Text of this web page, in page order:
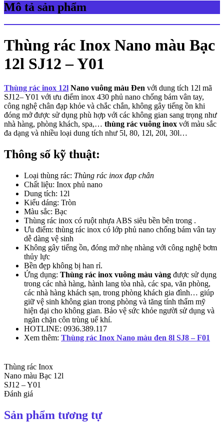
Mô tả sản phẩm
Thùng rác Inox Nano màu Bạc
12l SJ12 – Y01
Thùng rác inox 12l Nano vuông màu Đen với dung tích 12l mã
SJ12– Y01 với ưu điểm inox 430 phủ nano chống bám vân tay,
công nghệ chân đạp khỏe và chắc chắn, không gây tiếng ồn khi
đóng mở được sử dụng phù hợp với các không gian sang trọng như
nhà hàng, phòng khách, spa,… thùng rác vuông inox với màu sắc
đa dạng và nhiều loại dung tích như 5l, 80, 12l, 20l, 30l…
Thông số kỹ thuật:
Loại thùng rác: Thùng rác inox đạp chân
Chất liệu: Inox phủ nano
Dung tích: 12l
Kiểu dáng: Tròn
Màu sắc: Bạc
Thùng rác inox có ruột nhựa ABS siêu bền bên trong .
Ưu điểm: thùng rác inox có lớp phủ nano chống bám vân tay
dễ dàng vệ sinh
Không gây tiếng ồn, đóng mở nhẹ nhàng với công nghệ bơm
thủy lực
Bền đẹp không bị han rỉ.
Ứng dụng: Thùng rác inox vuông màu vàng được sử dụng
trong các nhà hàng, hành lang tòa nhà, các spa, văn phòng,
các nhà hàng khách sạn, trong phòng khách gia đình… giúp
giữ vệ sinh không gian trong phòng và tăng tính thẩm mỹ
hiện đại cho không gian. Bảo vệ sức khỏe người sử dụng và
ngăn chặn côn trùng uế khí.
HOTLINE: 0936.389.117
Xem thêm: Thùng rác Inox Nano màu đen 8l SJ8 – F01
Thùng rác Inox
Nano màu Bạc 12l
SJ12 – Y01
Đánh giá
Sản phẩm tương tự